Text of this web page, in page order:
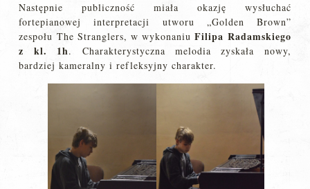
Następnie publiczność miała okazję wysłuchać
fortepianowej interpretacji utworu „Golden Brown”
zespołu The Stranglers, w wykonaniuFilipa Radamskiego
z kl. 1h. Charakterystyczna melodia zyskała nowy,
bardziej kameralny i refleksyjny charakter.